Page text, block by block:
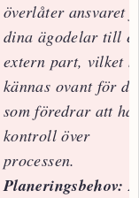
överlåter ansvaret
dina ägodelar till
extern part, vilket
kännas ovant för
som föredrar att
kontroll över
processen.
Planeringsbehov: